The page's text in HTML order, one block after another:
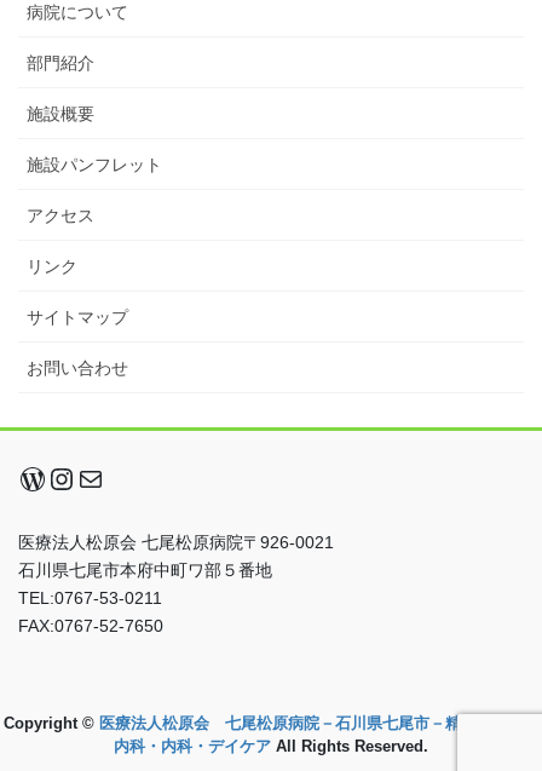
病院について
部門紹介
施設概要
施設パンフレット
アクセス
リンク
サイトマップ
お問い合わせ
WordPress
Instagram
メール
医療法人松原会 七尾松原病院〒926-0021
石川県七尾市本府中町ワ部５番地
TEL:0767-53-0211
FAX:0767-52-7650
Copyright © 医療法人松原会 七尾松原病院－石川県七尾市－精神科・心療
内科・内科・デイケア All Rights Reserved.